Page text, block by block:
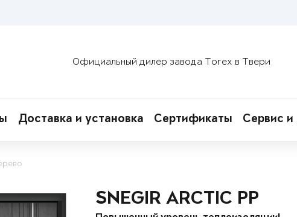
Официальный дилер завода Torex в Твери
Доставка и установка Сертификаты Сервис и
SNEGIR ARCTIC PP